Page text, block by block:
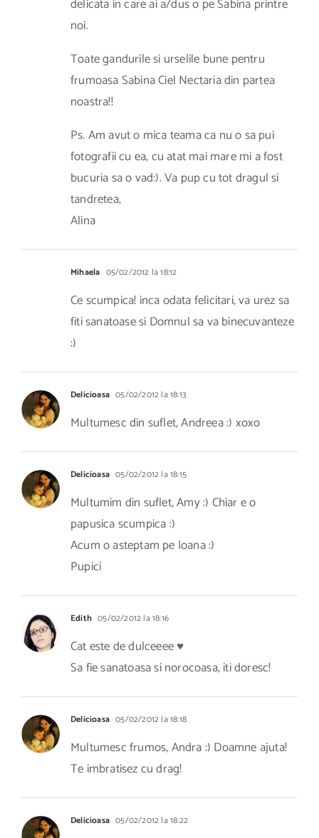
delicata in care ai a/dus o pe Sabina printre
noi.
Toate gandurile si urselile bune pentru
frumoasa Sabina Ciel Nectaria din partea
noastra!!
Ps. Am avut o mica teama ca nu o sa pui
fotografii cu ea, cu atat mai mare mi a fost
bucuria sa o vad:). Va pup cu tot dragul si
tandretea,
Alina
Mihaela 05/02/2012 la 18:12
Ce scumpica! inca odata felicitari, va urez sa
fiti sanatoase si Domnul sa va binecuvanteze
:)
Delicioasa 05/02/2012 la 18:13
Multumesc din suflet, Andreea :) xoxo
Delicioasa 05/02/2012 la 18:15
Multumim din suflet, Amy :) Chiar e o
papusica scumpica :)
Acum o asteptam pe Ioana :)
Pupici
Edith 05/02/2012 la 18:16
Cat este de dulceeee ♥
Sa fie sanatoasa si norocoasa, iti doresc!
Delicioasa 05/02/2012 la 18:18
Multumesc frumos, Andra :) Doamne ajuta!
Te imbratisez cu drag!
Delicioasa 05/02/2012 la 18:22